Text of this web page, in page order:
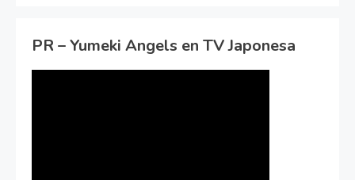
PR – Yumeki Angels en TV Japonesa